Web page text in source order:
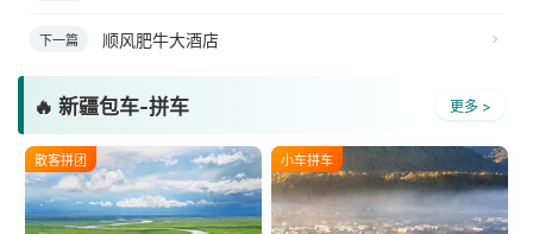
下一篇 顺风肥牛大酒店
🔥 新疆包车-拼车 更多 >
散客拼团 小车拼车